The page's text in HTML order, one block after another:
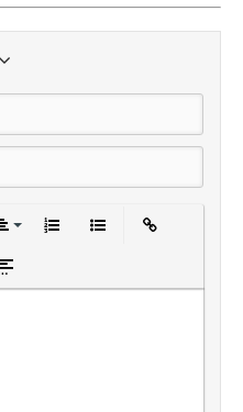
ссылкутекста
цитаты
Вставка спойлера